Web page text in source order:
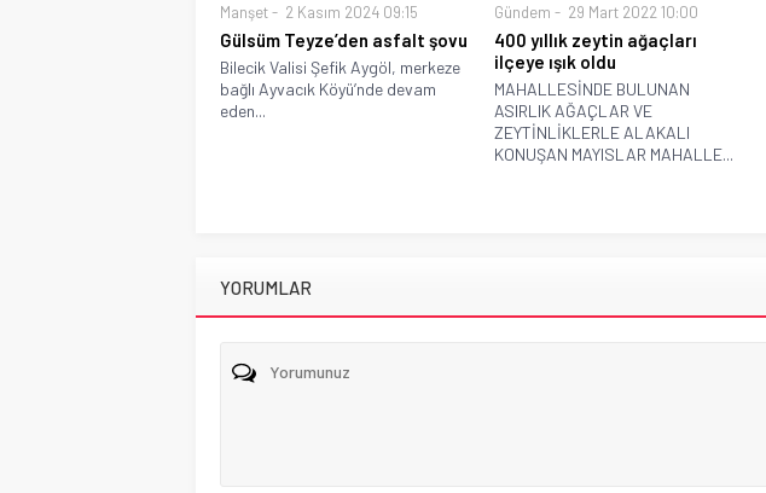
Manşet 2 Kasım 2024 09:15
Gülsüm Teyze’den asfalt şovu
Bilecik Valisi Şefik Aygöl, merkeze
bağlı Ayvacık Köyü’nde devam
eden...
Gündem 29 Mart 2022 10:00
400 yıllık zeytin ağaçları
ilçeye ışık oldu
MAHALLESİNDE BULUNAN
ASIRLIK AĞAÇLAR VE
ZEYTİNLİKLERLE ALAKALI
KONUŞAN MAYISLAR MAHALLE...
YORUMLAR